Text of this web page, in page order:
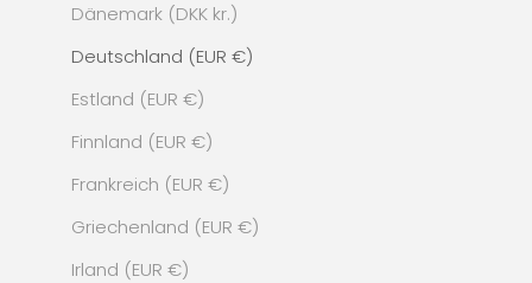
Dänemark (DKK kr.)
Deutschland (EUR €)
Estland (EUR €)
Finnland (EUR €)
Frankreich (EUR €)
Griechenland (EUR €)
Irland (EUR €)